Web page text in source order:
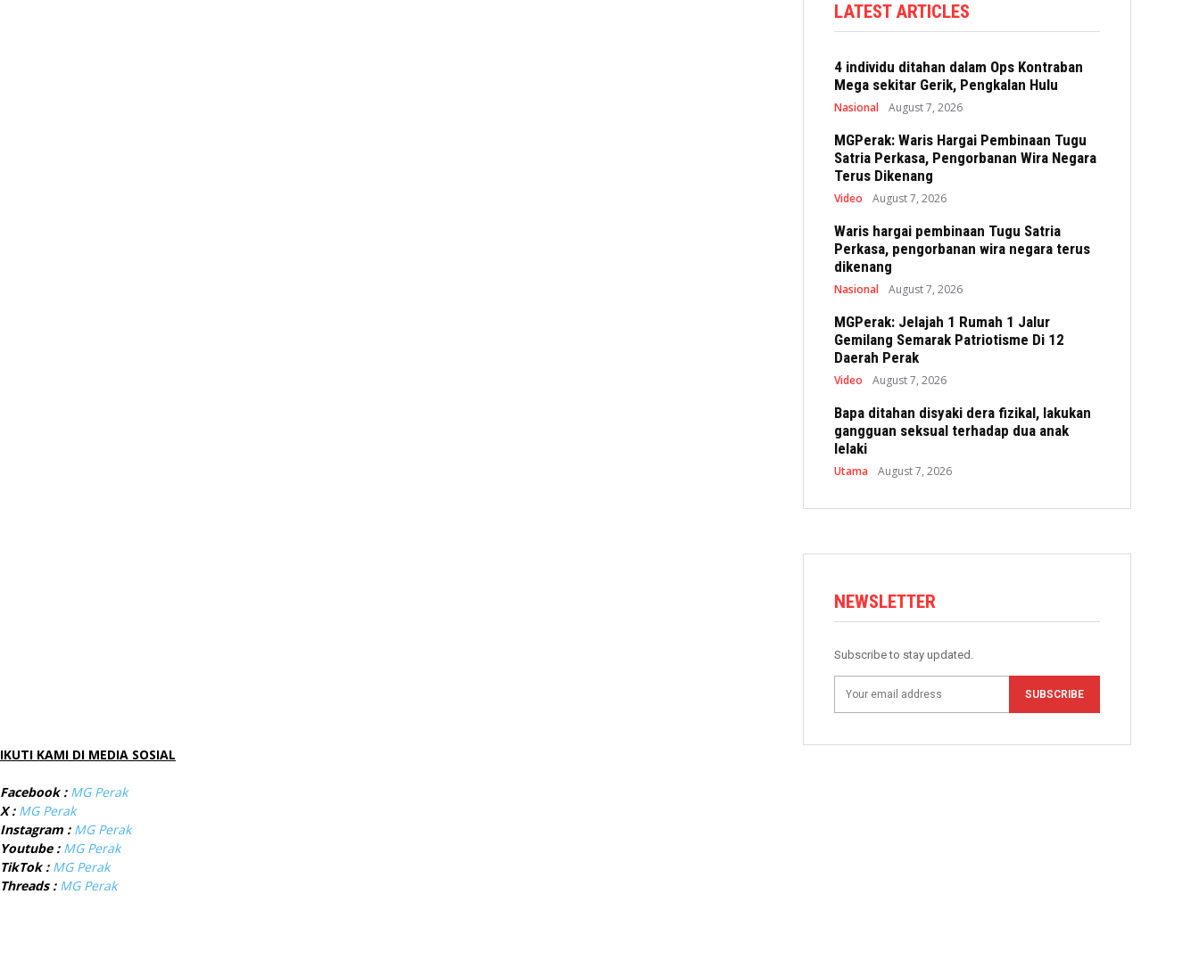
LATEST ARTICLES
4 individu ditahan dalam Ops Kontraban
Mega sekitar Gerik, Pengkalan Hulu
Nasional August 7, 2026
MGPerak: Waris Hargai Pembinaan Tugu
Satria Perkasa, Pengorbanan Wira Negara
Terus Dikenang
Video August 7, 2026
Waris hargai pembinaan Tugu Satria
Perkasa, pengorbanan wira negara terus
dikenang
Nasional August 7, 2026
MGPerak: Jelajah 1 Rumah 1 Jalur
Gemilang Semarak Patriotisme Di 12
Daerah Perak
Video August 7, 2026
Bapa ditahan disyaki dera fizikal, lakukan
gangguan seksual terhadap dua anak
lelaki
Utama August 7, 2026
NEWSLETTER
Subscribe to stay updated.
SUBSCRIBE
IKUTI KAMI DI MEDIA SOSIAL
Facebook : MG Perak
X : MG Perak
Instagram : MG Perak
Youtube : MG Perak
TikTok : MG Perak
Threads : MG Perak